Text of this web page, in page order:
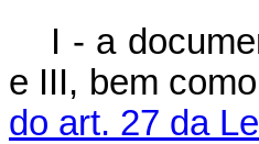
I - a
e III, bem
do art. 27 da